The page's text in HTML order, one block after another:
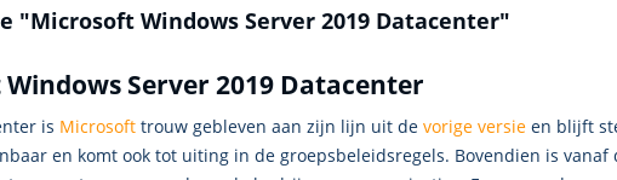
"Microsoft Windows Server 2019 Datacenter"
Server 2019 Datacenter
is Microsoft trouw gebleven aan zijn lijn uit de vorige versie en blijft
en komt ook tot uiting in de groepsbeleidsregels. Bovendien is vanaf